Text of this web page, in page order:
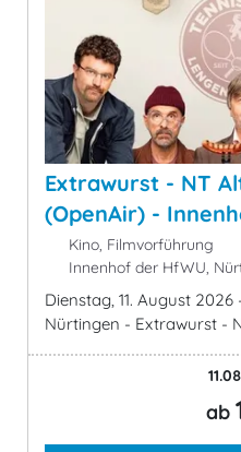
Extrawurst - NT
(OpenAir) -
Kino, Filmvorführung
Innenhof der HfWU,
Dienstag, 11. August
Nürtingen - Extrawurst -
ab